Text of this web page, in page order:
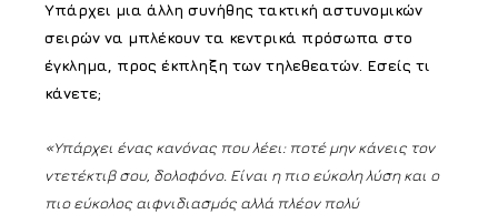
Υπάρχει μια άλλη συνήθης τακτική αστυνομικών
σειρών να μπλέκουν τα κεντρικά πρόσωπα στο
έγκλημα, προς έκπληξη των τηλεθεατών. Εσείς τι
κάνετε;
«Υπάρχει ένας κανόνας που λέει: ποτέ μην κάνεις τον
ντετέκτιβ σου, δολοφόνο. Είναι η πιο εύκολη λύση και ο
πιο εύκολος αιφνιδιασμός αλλά πλέον πολύ